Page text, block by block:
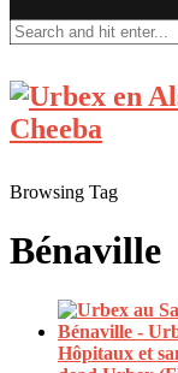
Browsing Tag
Bénaville
Hôpitaux et